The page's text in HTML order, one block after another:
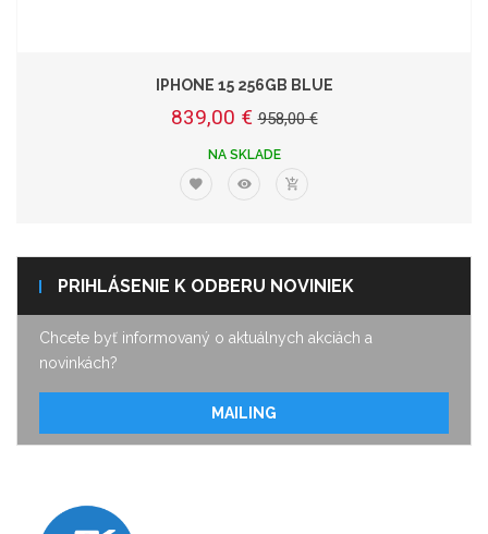
IPHONE 15 256GB BLUE
839,00 € 958,00 €
NA SKLADE
PRIHLÁSENIE K ODBERU NOVINIEK
Chcete byť informovaný o aktuálnych akciách a
novinkách?
MAILING